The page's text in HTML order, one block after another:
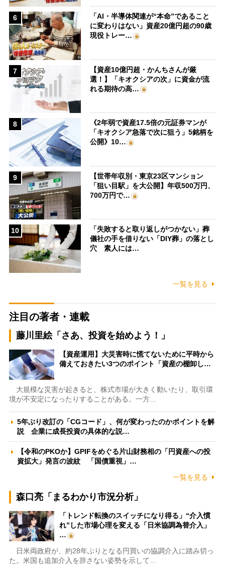
6
「AI・半導体関連が“本命”であること
に変わりはない」資産20億円超の90歳
現役トレー…
7
【資産10億円超・かんちさんが厳
選！】「キオクシアの次」に資金が流
れる期待の高…
8
《2年弱で資産17.5倍の元証券マンが
「キオクシア急落で次に狙う」5銘柄を
公開》10…
9
【世帯年収別・東京23区マンション
「狙い目駅」を大公開】年収500万円、
700万円で…
10
「失敗すると取り返しがつかない」葬
儀社の手を借りない「DIY葬」の落とし
穴 素人には…
一覧を見る
注目の著者・連載
藤川里絵「さあ、投資を始めよう！」
【資産運用】大災害時に慌てないために平時から
備えておきたい3つのポイント「資産の棚卸し…
大規模な災害が起きると、株式市場が大きく動いたり、取引環
境が不安定になったりすることがある。一方…
5年ぶり改訂の「CGコード」、何が変わったのかポイントを解
説 企業に成長投資の具体的な説…
【令和のPKOか】GPIFをめぐる片山財務相の「円資産への投
資拡大」発言の波紋 「国債重視」…
一覧を見る
森口亮「まるわかり市況分析」
「トレンド転換のスイッチになり得る」“介入慣
れ”した市場心理を変える「日米協調為替介入」
…
日米両政府が、約28年ぶりとなる円買いの協調介入に踏み切っ
た。米国も追加介入を辞さない姿勢を示して…